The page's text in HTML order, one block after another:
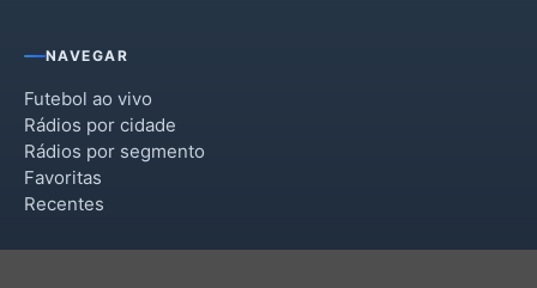
NAVEGAR
Futebol ao vivo
Rádios por cidade
Rádios por segmento
Favoritas
Recentes